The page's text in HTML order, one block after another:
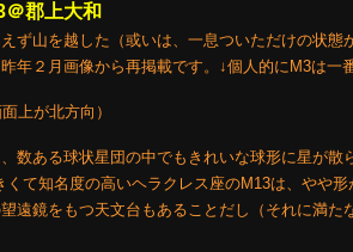
郡上大和
ず山を越した（或いは、一息ついただけの状
年２月画像から再掲載です。↓個人的にM3は一
上が北方向）
数ある球状星団の中でもきれいな球形に星が散
くて知名度の高いヘラクレス座のM13は、やや形
遠鏡をもつ天文台もあることだし（それに満